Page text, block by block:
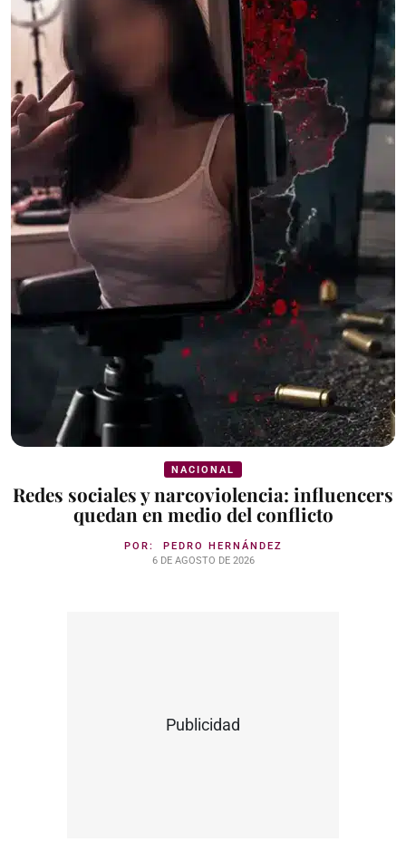
NACIONAL
Redes sociales y narcoviolencia: influencers
quedan en medio del conflicto
POR: PEDRO HERNÁNDEZ
6 DE AGOSTO DE 2026
Publicidad